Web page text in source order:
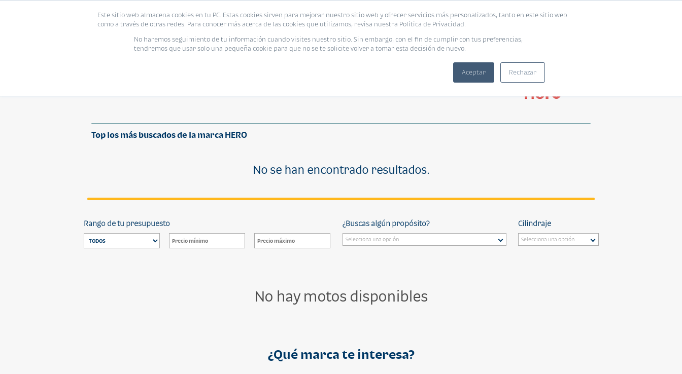
Este sitio web almacena cookies en tu PC. Estas cookies sirven para mejorar nuestro sitio web y ofrecer servicios más personalizados, tanto en este sitio web
como a través de otras redes. Para conocer más acerca de las cookies que utilizamos, revisa nuestra Política de Privacidad.
No haremos seguimiento de tu información cuando visites nuestro sitio. Sin embargo, con el fin de cumplir con tus preferencias,
tendremos que usar solo una pequeña cookie para que no se te solicite volver a tomar esta decisión de nuevo.
Aceptar Rechazar
Top los más buscados de la marca HERO
No se han encontrado resultados.
Rango de tu presupuesto ¿Buscas algún propósito? Cilindraje
No hay motos disponibles
¿Qué marca te interesa?